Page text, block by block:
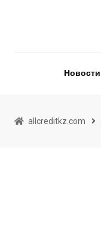
Новости
allcreditkz.com